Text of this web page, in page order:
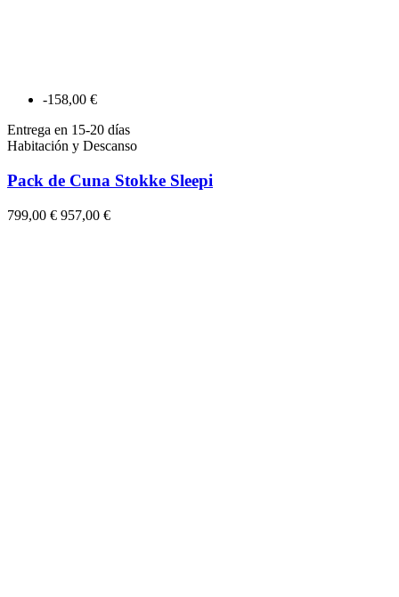
-158,00 €
Entrega en 15-20 días
Habitación y Descanso
Pack de Cuna Stokke Sleepi
799,00 € 957,00 €